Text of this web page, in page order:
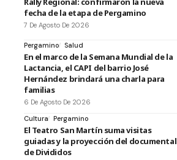
fecha de la etapa de Pergamino
7 De Agosto De 2026
Pergamino Salud
En el marco de la Semana Mundial de la
Lactancia, el CAPI del barrio José
Hernández brindará una charla para
familias
6 De Agosto De 2026
Cultura Pergamino
El Teatro San Martín suma visitas
guiadas y la proyección del documental
de Divididos